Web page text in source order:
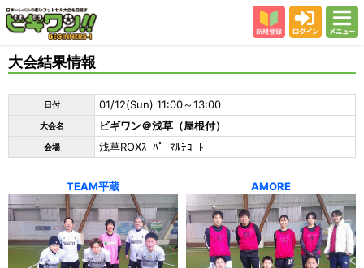
会場
大会結果
よくある質問
参加者の声
大会結果情報
日付 01/12(Sun) 11:00～13:00
大会名 ビギワン＠浅草（屋根付）
会場 浅草ROXｽｰﾊﾟｰﾏﾙﾁｺｰﾄ
TEAM平蔵 AMORE